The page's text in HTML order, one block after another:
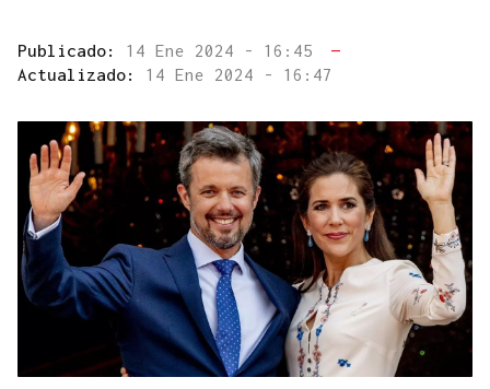
Publicado: 14 Ene 2024 - 16:45
—
Actualizado: 14 Ene 2024 - 16:47